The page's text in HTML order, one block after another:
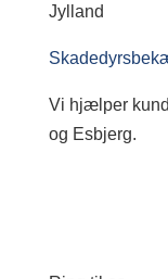
Jylland
Vi hjælper
og Esbjerg.